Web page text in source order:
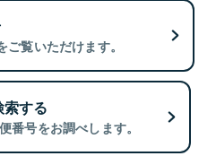
覧いただけます。
する
番号をお調べします。